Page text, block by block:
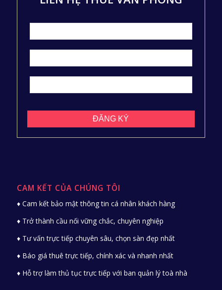
CAM KẾT CỦA CHÚNG TÔI
♦ Cam kết bảo mật thông tin cá nhân khách hàng
♦ Trở thành cầu nối vững chắc, chuyên nghiệp
♦ Tư vấn trực tiếp chuyên sâu, chọn sàn đẹp nhất
♦ Báo giá thuê trực tiếp, chính xác và nhanh nhất
♦ Hỗ trợ làm thủ tục trực tiếp với ban quản lý toà nhà